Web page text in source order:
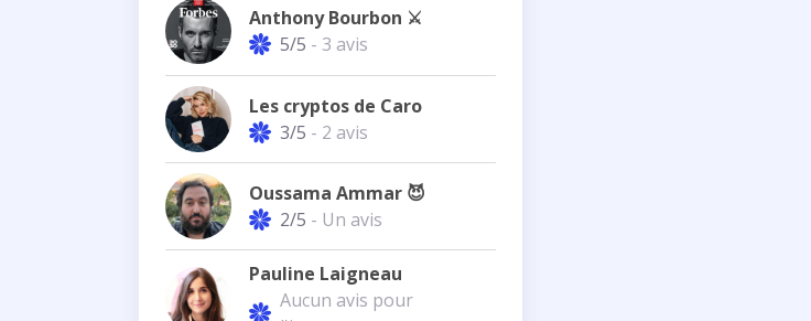
Anthony Bourbon ⚔️
5/5 - 3 avis
Les cryptos de Caro
3/5 - 2 avis
Oussama Ammar 😈
2/5 - Un avis
Pauline Laigneau
Aucun avis pour